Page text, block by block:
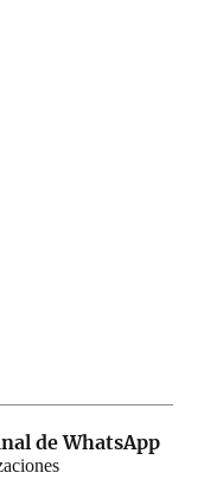
de WhatsApp